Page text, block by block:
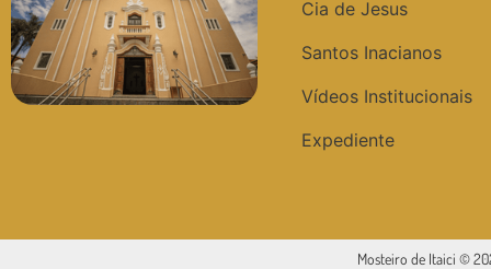
Cia de Jesus
Santos Inacianos
Vídeos Institucionais
Expediente
Mosteiro de Itaici ©